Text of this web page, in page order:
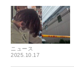
ニュース
2025.10.17